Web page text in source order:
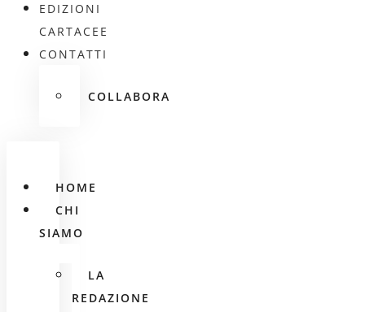
EDIZIONI
CARTACEE
CONTATTI
COLLABORA
HOME
CHI
SIAMO
LA
REDAZIONE